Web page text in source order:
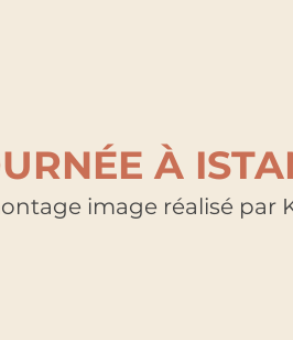
À
image réalisé par